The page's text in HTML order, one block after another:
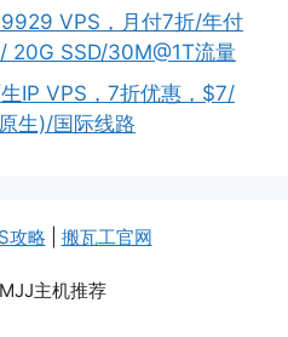
VPS，月付7折/年付
20G SSD/30M@1T流量
IP VPS，7折优惠，$7/
生)/国际线路
攻略 搬瓦工官网
主机推荐